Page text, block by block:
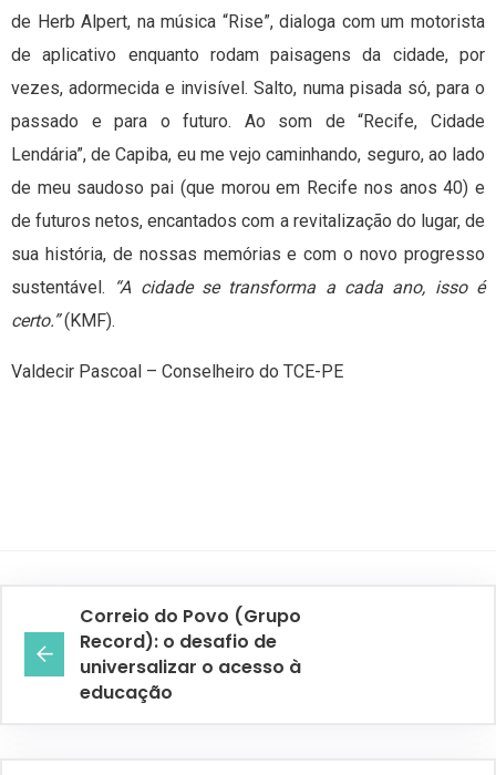
de Herb Alpert, na música “Rise”, dialoga com um motorista
de aplicativo enquanto rodam paisagens da cidade, por
vezes, adormecida e invisível. Salto, numa pisada só, para o
passado e para o futuro. Ao som de “Recife, Cidade
Lendária”, de Capiba, eu me vejo caminhando, seguro, ao lado
de meu saudoso pai (que morou em Recife nos anos 40) e
de futuros netos, encantados com a revitalização do lugar, de
sua história, de nossas memórias e com o novo progresso
sustentável.
“A cidade se transforma a cada ano, isso é
certo.”(KMF).
Valdecir Pascoal – Conselheiro do TCE-PE
Correio do Povo (Grupo
Record): o desafio de
universalizar o acesso à
educação